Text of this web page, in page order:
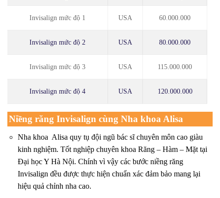
Invisalign mức độ 1 USA 60.000.000
Invisalign mức độ 2 USA 80.000.000
Invisalign mức độ 3 USA 115.000.000
Invisalign mức độ 4 USA 120.000.000
Niềng răng Invisalign cùng Nha khoa Alisa
Nha khoa Alisa quy tụ đội ngũ bác sĩ chuyên môn cao giàu
kinh nghiệm. Tốt nghiệp chuyên khoa Răng – Hàm – Mặt tại
Đại học Y Hà Nội. Chính vì vậy các bước niềng răng
Invisalign đều được thực hiện chuẩn xác đảm bảo mang lại
hiệu quả chỉnh nha cao.